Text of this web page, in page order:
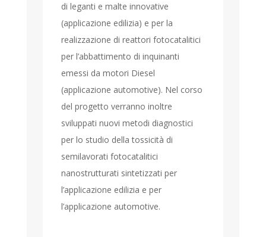
di leganti e malte innovative
(applicazione edilizia) e per la
realizzazione di reattori fotocatalitici
per l’abbattimento di inquinanti
emessi da motori Diesel
(applicazione automotive). Nel corso
del progetto verranno inoltre
sviluppati nuovi metodi diagnostici
per lo studio della tossicità di
semilavorati fotocatalitici
nanostrutturati sintetizzati per
l’applicazione edilizia e per
l’applicazione automotive.